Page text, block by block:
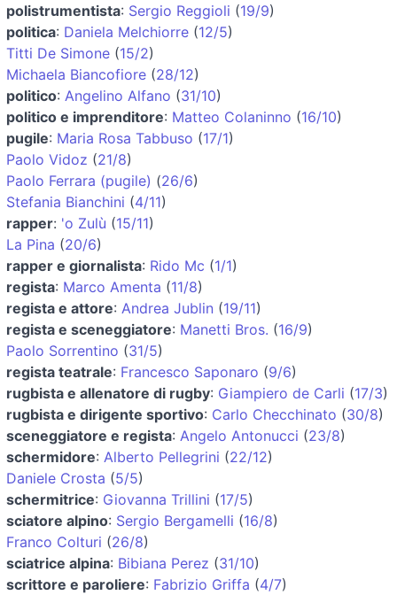
polistrumentista: Sergio Reggioli (19/9)
politica: Daniela Melchiorre (12/5)
Titti De Simone (15/2)
Michaela Biancofiore (28/12)
politico: Angelino Alfano (31/10)
politico e imprenditore: Matteo Colaninno (16/10)
pugile: Maria Rosa Tabbuso (17/1)
Paolo Vidoz (21/8)
Paolo Ferrara (pugile) (26/6)
Stefania Bianchini (4/11)
rapper: 'o Zulù (15/11)
La Pina (20/6)
rapper e giornalista: Rido Mc (1/1)
regista: Marco Amenta (11/8)
regista e attore: Andrea Jublin (19/11)
regista e sceneggiatore: Manetti Bros. (16/9)
Paolo Sorrentino (31/5)
regista teatrale: Francesco Saponaro (9/6)
rugbista e allenatore di rugby: Giampiero de Carli (17/3)
rugbista e dirigente sportivo: Carlo Checchinato (30/8)
sceneggiatore e regista: Angelo Antonucci (23/8)
schermidore: Alberto Pellegrini (22/12)
Daniele Crosta (5/5)
schermitrice: Giovanna Trillini (17/5)
sciatore alpino: Sergio Bergamelli (16/8)
Franco Colturi (26/8)
sciatrice alpina: Bibiana Perez (31/10)
scrittore e paroliere: Fabrizio Griffa (4/7)